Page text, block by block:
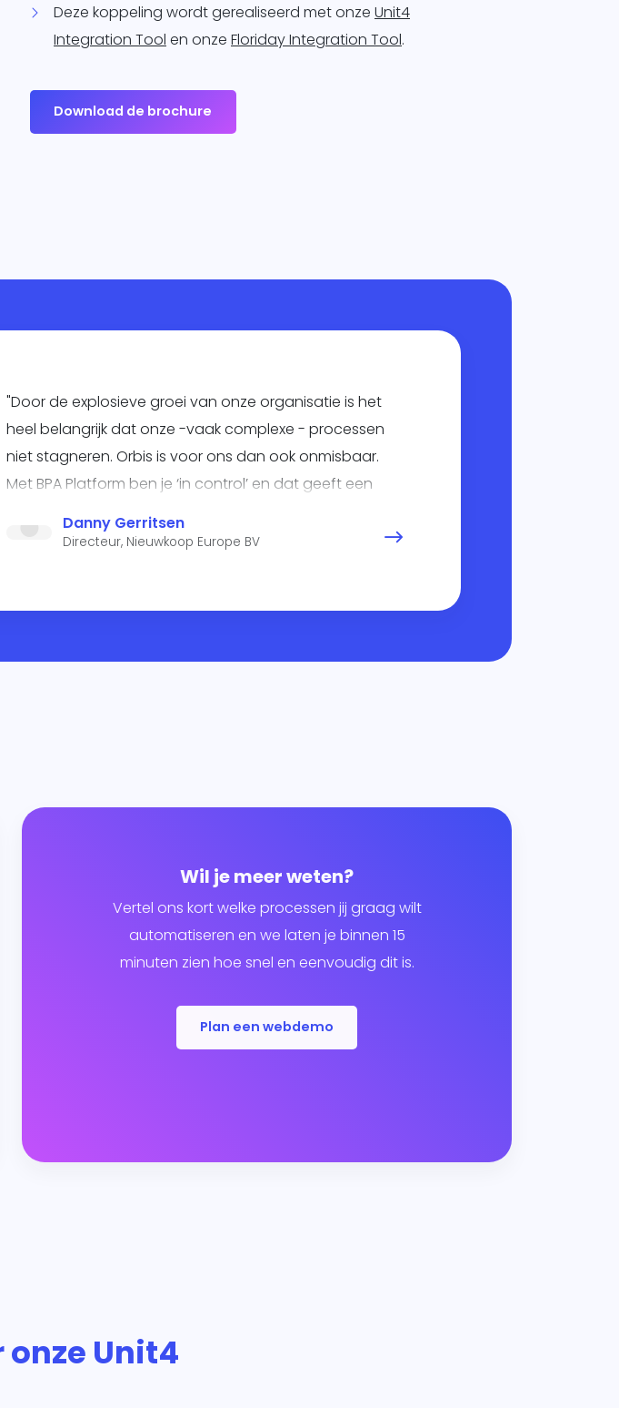
Deze koppeling wordt gerealiseerd met onze Unit4
Integration Tool en onze Floriday Integration Tool.
Download de brochure
"Door de explosieve groei van onze organisatie is het
heel belangrijk dat onze -vaak complexe - processen
niet stagneren. Orbis is voor ons dan ook onmisbaar.
Met BPA Platform ben je ‘in control’ en dat geeft een
Danny Gerritsen
Directeur, Nieuwkoop Europe BV
Wil je meer weten?
Vertel ons kort welke processen jij graag wilt
automatiseren en we laten je binnen 15
minuten zien hoe snel en eenvoudig dit is.
Plan een webdemo
Unit4